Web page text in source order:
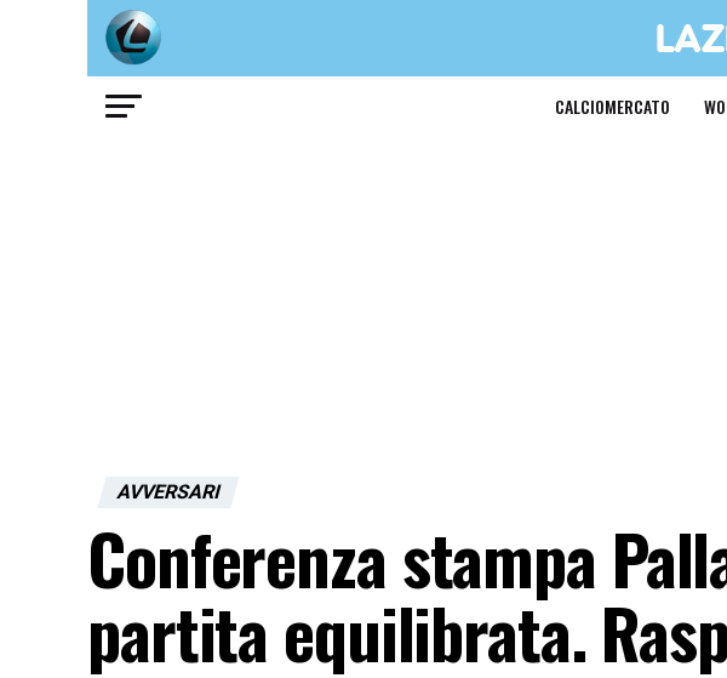
CALCIOMERCATO
AVVERSARI
Conferenza stampa
partita equilibrata.